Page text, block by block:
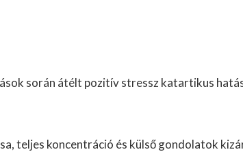
során átélt pozitív stressz katartikus
teljes koncentráció és külső gondolatok